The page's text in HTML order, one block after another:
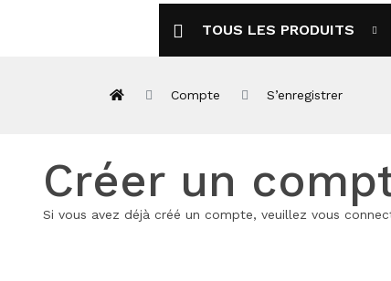
TOUS LES PRODUITS
Compte S’enregistrer
Créer un
Si vous avez déjà créé un compte, veuillez vous